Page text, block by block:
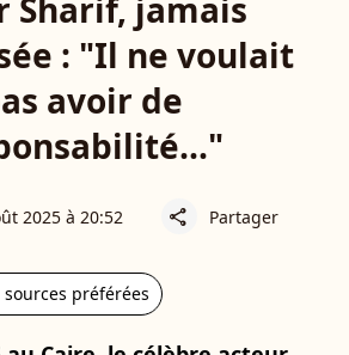
Sharif, jamais
: "Il ne voulait
avoir de
2025 à 20:52 share Partager
préférées